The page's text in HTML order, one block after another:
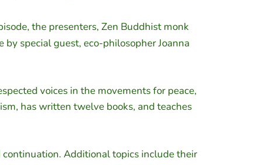
the presenters, Zen Buddhist monk
special guest, eco-philosopher Joanna
voices in the movements for peace,
has written twelve books, and teaches
Additional topics include their